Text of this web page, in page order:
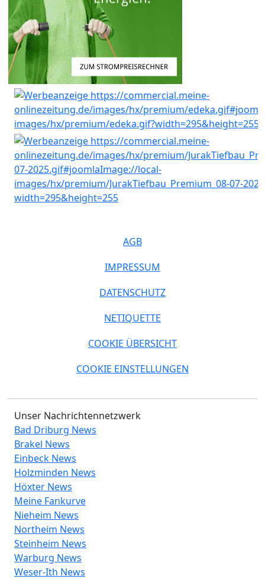
AGB
IMPRESSUM
DATENSCHUTZ
NETIQUETTE
COOKIE ÜBERSICHT
COOKIE EINSTELLUNGEN
Unser Nachrichtennetzwerk
Bad Driburg News
Brakel News
Einbeck News
Holzminden News
Höxter News
Meine Fankurve
Nieheim News
Northeim News
Steinheim News
Warburg News
Weser-Ith News